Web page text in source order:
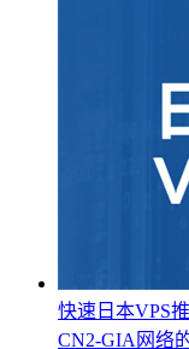
快速日本VPS
CN2-GIA网络